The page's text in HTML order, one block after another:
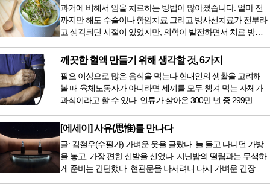
과거에 비해서 암을 치료하는 방법이 많아졌습니다. 얼마 전
까지만 해도 수술이나 항암치료 그리고 방사선치료가 전부라
고 생각되던 시절이 있었지만, 의학이 발전하면서 치료 방법
오면서 암을 치료하는 방법이 하나 더 추가되었습니다. 중입
자 치료를 받기 위해서는 일본이나 독일 등 중입자 치료기가
있는 나라에 가서 힘들게 치료받았지만 얼마 전 국내 도입 후
전립선암 환자를 시작으로 중입자 치료기가 가동되었습니다.
치료 범위가 한정되어 모든 암 환자가 중입자 치료를 받을 수
는 없지만 치료...
깨끗한 혈액 만들기 위해 생각할 것, 6가지
필요 이상으로 많은 음식을 먹는다 현대인의 생활을 고려해
볼 때 육체노동자가 아니라면 세끼를 모두 챙겨 먹는 자체가
과식이라고 할 수 있다. 인류가 살아온 300만 년 중 299만
저녁을 습관적으로 음식을 섭취한다. 게다가 밤늦은 시간까지
음식을 먹거나, 아침에 식욕이 없는데도 ‘아침을 먹어야 하루
가 활기차다’라는 이야기에 사로잡혀 억지로 먹는 경우가 많
다. 식욕이 없다는 느낌은 본능이 보내는 신호다. 즉 먹어도 소
화할 힘이 없다거나 더 이상 먹으면 혈액 안에 잉여물...
[에세이] 사유(思惟)를 만나다
글: 김철우(수필가) 가벼운 옷을 골랐다. 늘 들고 다니던 가방
을 놓고, 가장 편한 신발을 신었다. 지난밤의 떨림과는 무색하
게 준비는 간단했다. 현관문을 나서려니 다시 가벼운 긴장감